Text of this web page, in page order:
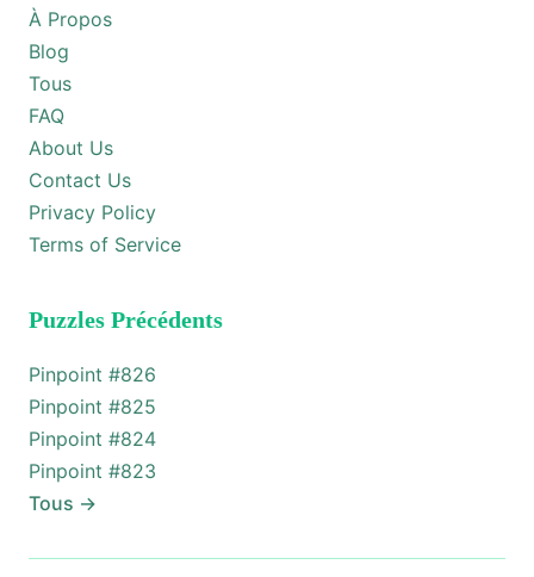
À Propos
Blog
Tous
FAQ
About Us
Contact Us
Privacy Policy
Terms of Service
Puzzles Précédents
Pinpoint #826
Pinpoint #825
Pinpoint #824
Pinpoint #823
Tous →